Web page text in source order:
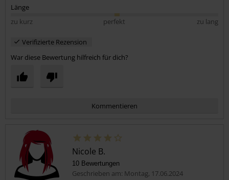
Länge
zu kurz
perfekt zu lang
Verifizierte Rezension
War diese Bewertung hilfreich für dich?
Kommentieren
Nicole B.
10 Bewertungen
Geschrieben am: Montag, 17.06.2024